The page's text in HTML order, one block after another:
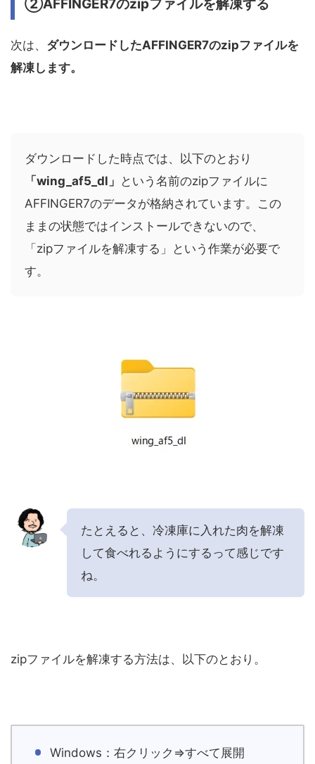
②AFFINGER7のzipファイルを解凍する
次は、 ダウンロードしたAFFINGER7のzipファイルを
解凍します。
ダウンロードした時点では、以下のとおり
「wing_af5_dl」 という名前のzipファイルに
AFFINGER7のデータが格納されています。この
ままの状態ではインストールできないので、
「zipファイルを解凍する」という作業が必要で
す。
たとえると、冷凍庫に入れた肉を解凍
して食べれるようにするって感じです
ね。
zipファイルを解凍する方法は、以下のとおり。
Windows：右クリック⇒すべて展開